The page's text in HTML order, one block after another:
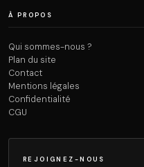
À PROPOS
Qui sommes-nous ?
Plan du site
Contact
Mentions légales
Confidentialité
CGU
REJOIGNEZ-NOUS